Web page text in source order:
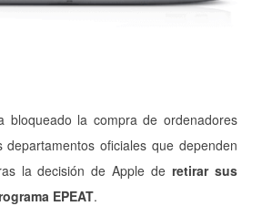
bloqueado la compra de ordenadores
oficiales que dependen
la decisión de Apple de retirar sus
EPEAT.